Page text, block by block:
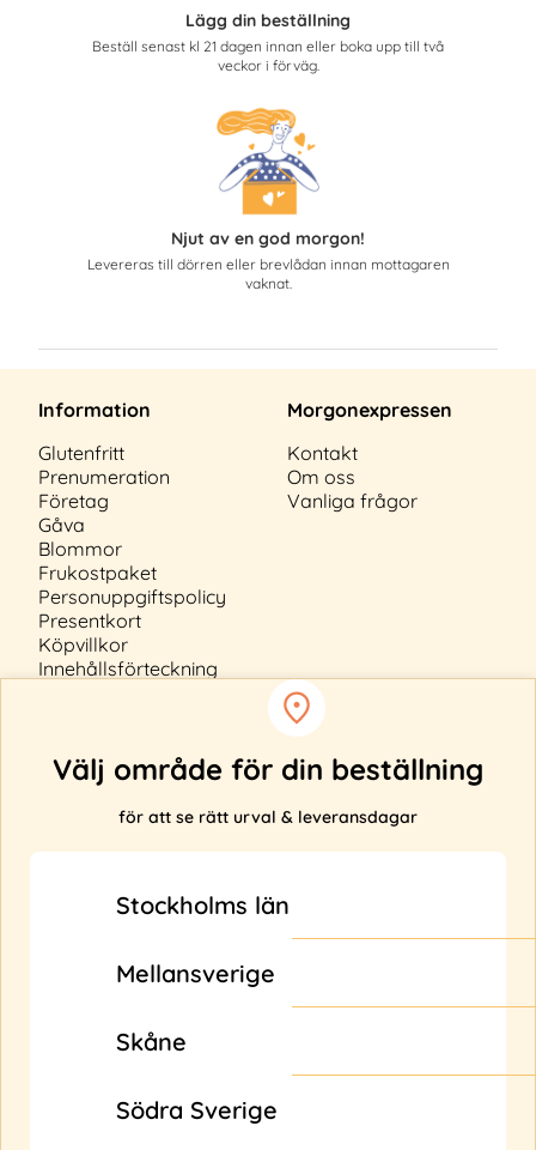
Lägg din beställning
Beställ senast kl 21 dagen innan eller boka upp till två
veckor i förväg.
Njut av en god morgon!
Levereras till dörren eller brevlådan innan mottagaren
vaknat.
Välj område för din beställning
för att se rätt urval & leveransdagar
Stockholms län
Mellansverige
Skåne
Södra Sverige
Information
Glutenfritt
Prenumeration
Företag
Gåva
Blommor
Frukostpaket
Personuppgiftspolicy
Presentkort
Köpvillkor
Innehållsförteckning
Morgonexpressen
Kontakt
Om oss
Vanliga frågor
Anmäl ditt intresse
Fyll i din e-post nedan så får du uppdateringar när
vi bl.a. utökar vårt leveransområde.
Morgonexpressen
en del av